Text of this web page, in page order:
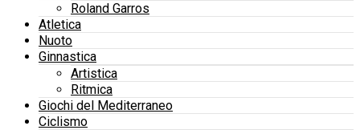
Roland Garros
Atletica
Nuoto
Ginnastica
Artistica
Ritmica
Giochi del Mediterraneo
Ciclismo